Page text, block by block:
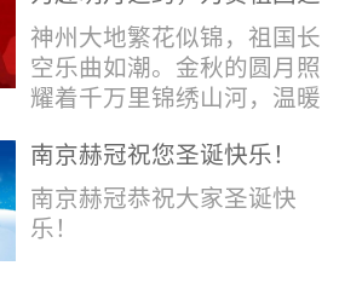
诞，科亚祝家国和融事事
圆！
神州大地繁花似锦，祖国长
空乐曲如潮。金秋的圆月照
耀着千万里锦绣山河，温暖
女。在这美好日子里，科亚
献上最真诚的祝福：愿我国
辈，世代自强不息，愿我中
南京赫冠祝您圣诞快乐！
南京赫冠恭祝大家圣诞快
乐！